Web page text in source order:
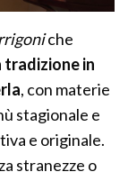
che
tradizione in
, con materie
stagionale e
e originale.
stranezze o